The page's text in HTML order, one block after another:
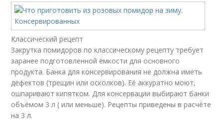
Классический рецепт
Закрутка помидоров по классическому рецепту требует
заранее подготовленной ёмкости для основного
продукта. Банка для консервирования не должна иметь
дефектов (трещин или осколков). Её аккуратно моют,
ошпаривают кипятком. Для консервации выбирают банки
объёмом 3 л ( или меньше). Рецепты приведены в расчёте
на 3 л.